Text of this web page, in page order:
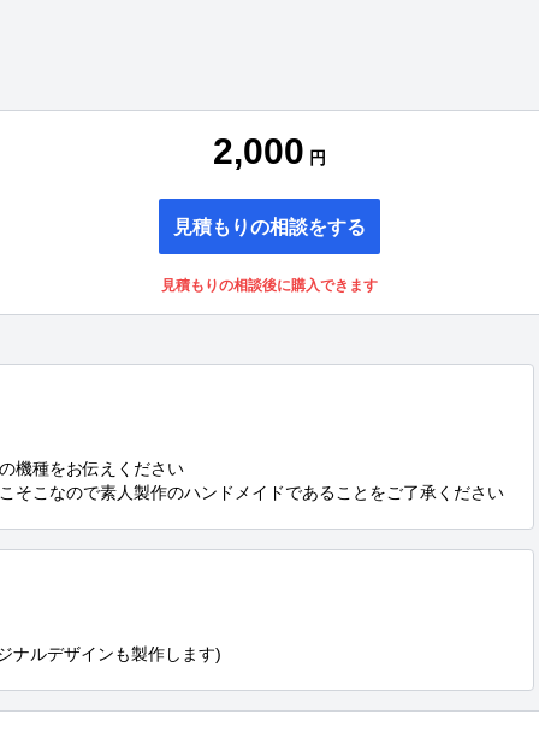
2,000 円
見積もりの相談をする
見積もりの相談後に購入できます
機種をお伝えください
そこなので素人製作のハンドメイドであることをご了承ください
ナルデザインも製作します)